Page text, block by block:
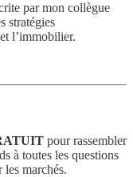
par mon collègue
stratégies
l’immobilier.
pour rassembler
à toutes les questions
les marchés.